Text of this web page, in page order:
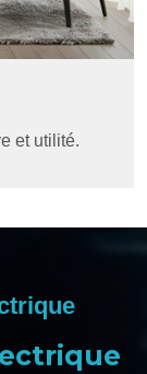
et utilité.